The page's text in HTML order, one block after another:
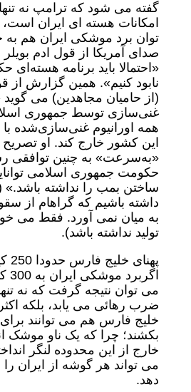
گفته می شود که ترامپ نه تنها
امکانات هسته ای ایران
توان برد موشکی ایران هم
صدای آمریکا از قول ادم
«احتمالا باید برنامه هسته‌ای
نابود کنیم». همین گزارش از
(از حامیان مجاهدین) می گوید
غنی‌سازی توسط جمهوری
همه اورانیوم غنی‌سازی‌شده با
این کشور خارج کند. او تصریح
«به‌سرعت» به چنین توافقی
حکومت جمهوری اسلامی
ساختن بمب را نداشته باشد.»
داشته باشیم که گراهام از
به میان نمی آورد. فقط می
تولید نداشته باشد).
می توان نتیجه گرفت که نه
ضرب رهائی می یابد، بلکه
خلیج فارس هم می توانند
بکشند؛ چرا که یک ناو موشک
خارج از این محدوده لنگر
می تواند هر گوشه از ایران
دهد.